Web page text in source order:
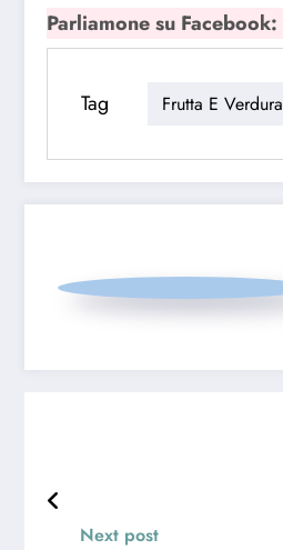
Parliamone su Facebook:
Tag Frutta E Verdura
Next post